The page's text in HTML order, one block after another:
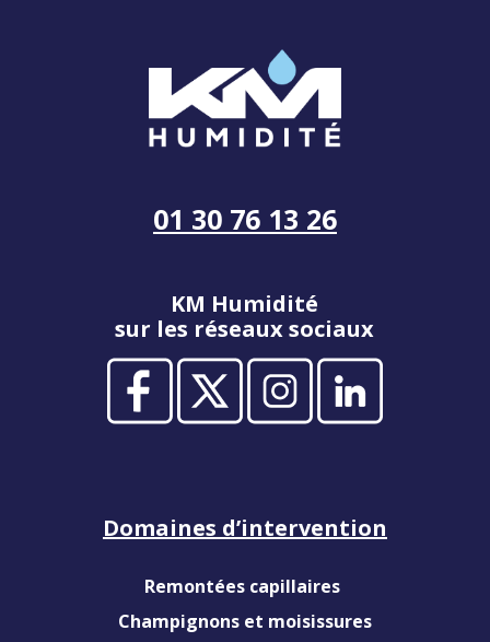
01 30 76 13 26
KM Humidité
sur les réseaux sociaux
Domaines d’intervention
Remontées capillaires
Champignons et moisissures